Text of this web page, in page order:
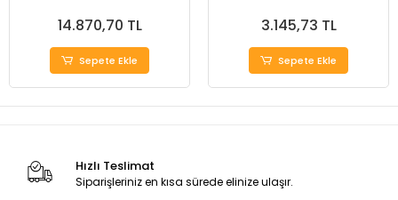
14.870,70 TL
Sepete Ekle
3.145,73 TL
Sepete Ekle
Hızlı Teslimat
Siparişleriniz en kısa sürede elinize ulaşır.